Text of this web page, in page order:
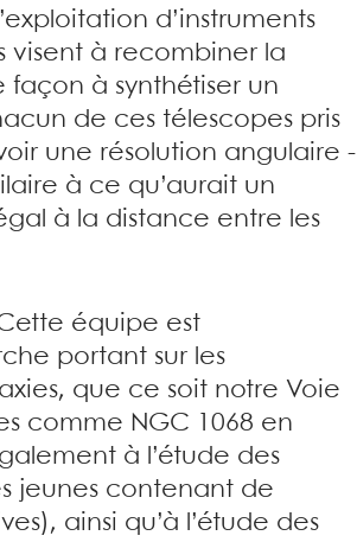
d’instruments
visent à recombiner la
façon à synthétiser un
de ces télescopes pris
une résolution angulaire -
à ce qu’aurait un
à la distance entre les
équipe est
portant sur les
que ce soit notre Voie
comme NGC 1068 en
à l’étude des
jeunes contenant de
ainsi qu’à l’étude des